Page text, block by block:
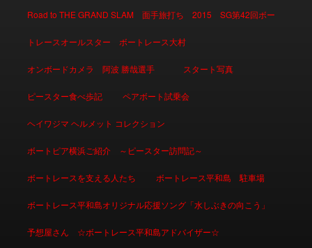
Road to THE GRAND SLAM 面手旅打ち 2015 SG第42回ボー
トレースオールスター ボートレース大村
オンボードカメラ 阿波 勝哉選手 スタート写真
ピースター食べ歩記 ペアボート試乗会
ヘイワジマ ヘルメット コレクション
ボートピア横浜ご紹介 ～ピースター訪問記～
ボートレースを支える人たち ボートレース平和島 駐車場
ボートレース平和島オリジナル応援ソング「水しぶきの向こう」
予想屋さん ☆ボートレース平和島アドバイザー☆